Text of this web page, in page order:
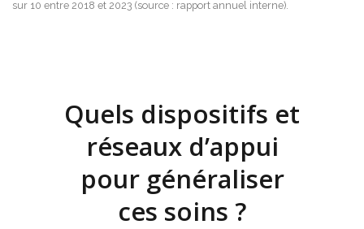
sur 10 entre 2018 et 2023 (source : rapport annuel interne).
Quels dispositifs et
réseaux d’appui
pour généraliser
ces soins ?